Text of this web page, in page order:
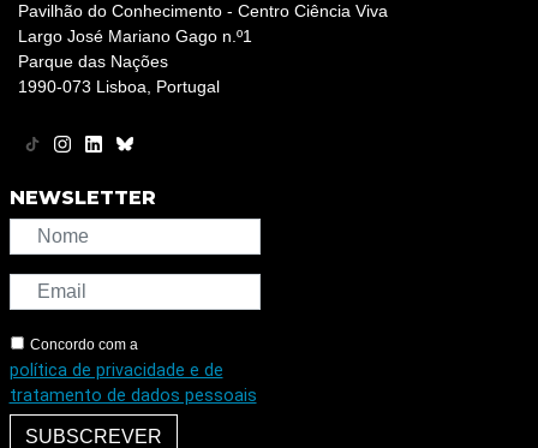
Pavilhão do Conhecimento - Centro Ciência Viva
Largo José Mariano Gago n.º1
Parque das Nações
1990-073 Lisboa, Portugal
NEWSLETTER
Concordo com a
política de privacidade e de
tratamento de dados pessoais
SUBSCREVER